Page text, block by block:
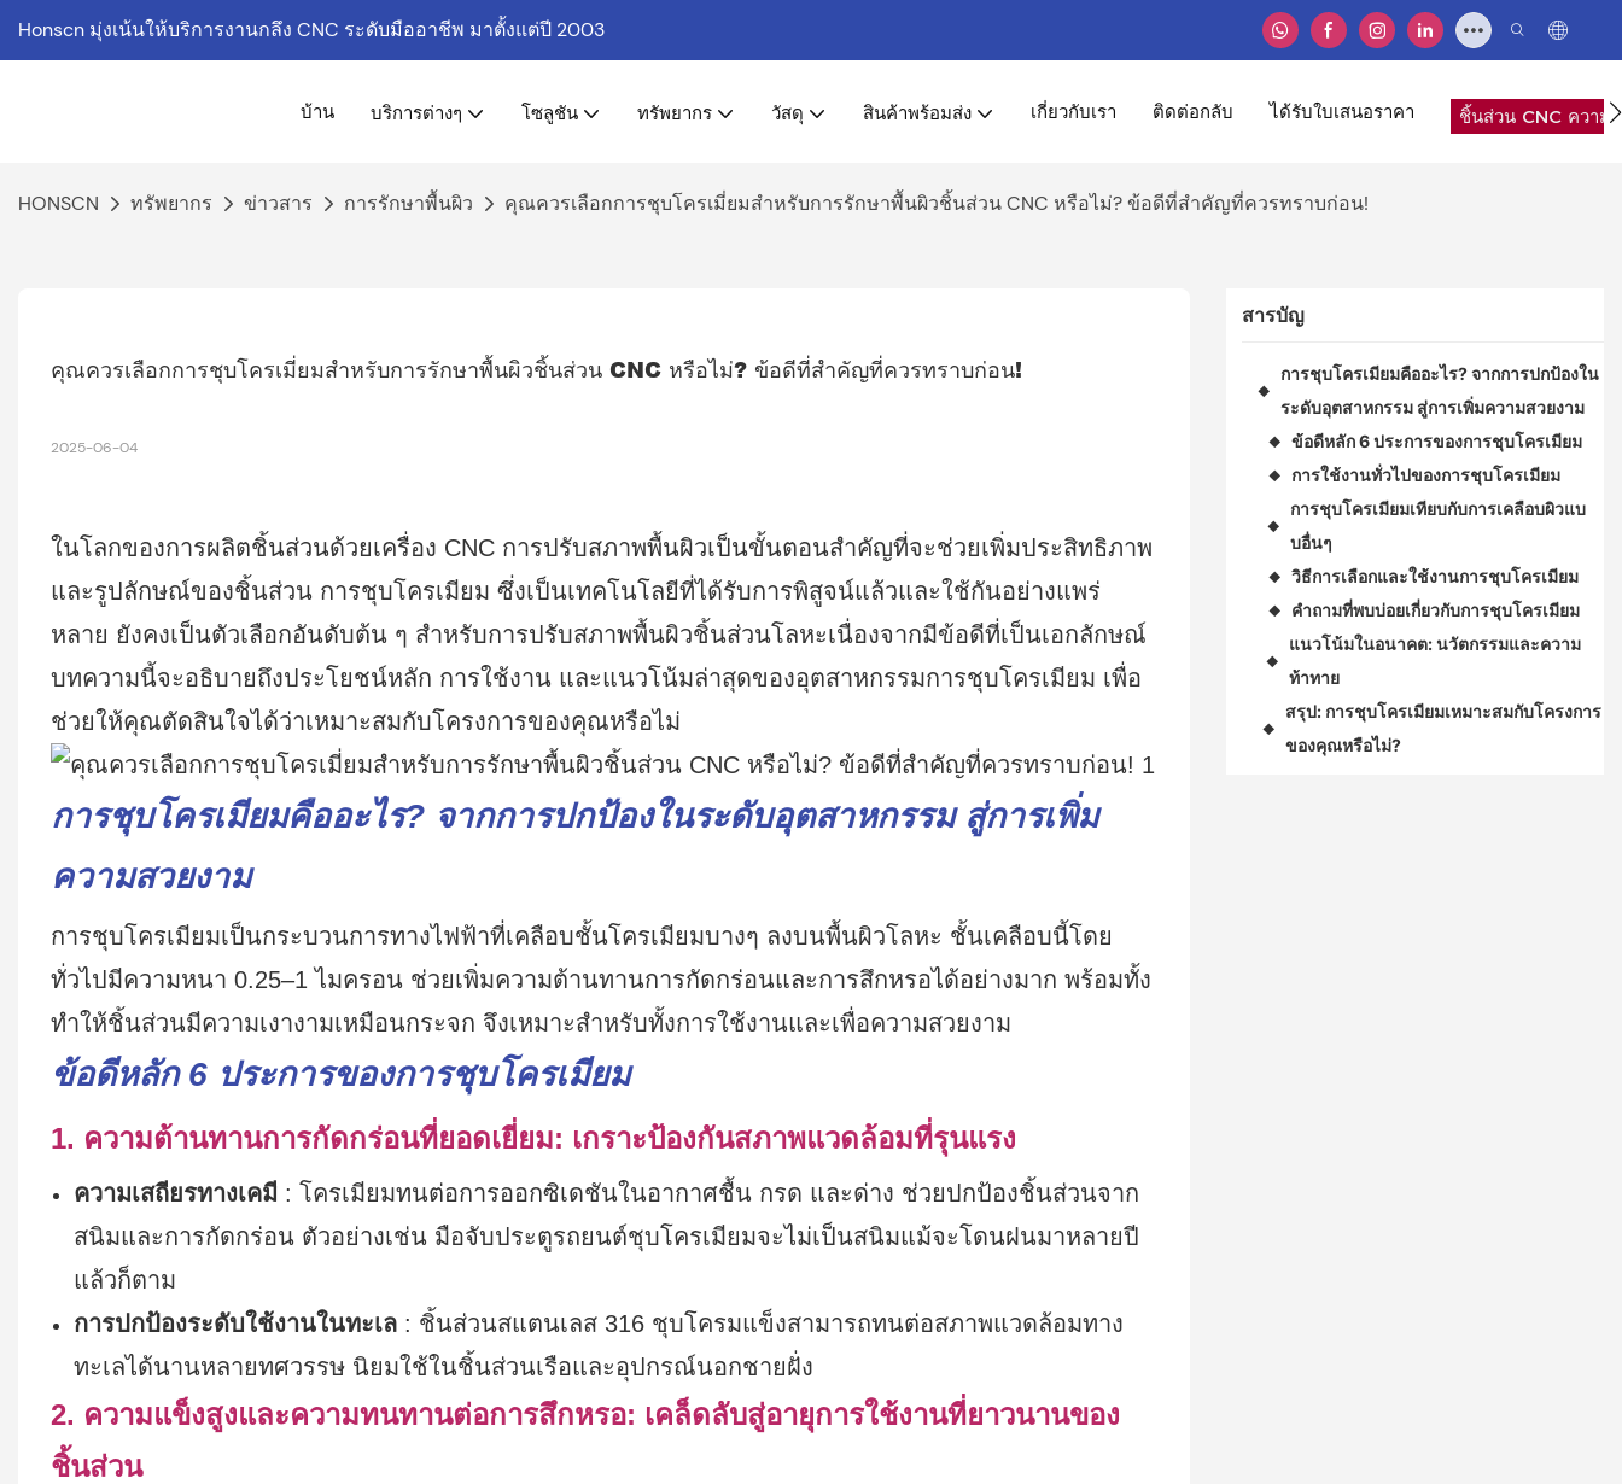
Honscn มุ่งเน้นให้บริการงานกลึง CNC ระดับมืออาชีพ มาตั้งแต่ปี 2003
บ้าน บริการต่างๆ โซลูชัน ทรัพยากร วัสดุ สินค้าพร้อมส่ง เกี่ยวกับเรา ติดต่อกลับ ได้รับใบเสนอราคา ชิ้นส่วน CNC ความ
HONSCN ทรัพยากร ข่าวสาร การรักษาพื้นผิว คุณควรเลือกการชุบโครเมี่ยมสำหรับการรักษาพื้นผิวชิ้นส่วน CNC หรือไม่? ข้อดีที่สำคัญที่ควรทราบก่อน!
คุณควรเลือกการชุบโครเมี่ยมสำหรับการรักษาพื้นผิวชิ้นส่วน CNC หรือไม่? ข้อดีที่สำคัญที่ควรทราบก่อน!
2025-06-04
ในโลกของการผลิตชิ้นส่วนด้วยเครื่อง CNC การปรับสภาพพื้นผิวเป็นขั้นตอนสำคัญที่จะช่วยเพิ่มประสิทธิภาพ
และรูปลักษณ์ของชิ้นส่วน การชุบโครเมียม ซึ่งเป็นเทคโนโลยีที่ได้รับการพิสูจน์แล้วและใช้กันอย่างแพร่
หลาย ยังคงเป็นตัวเลือกอันดับต้น ๆ สำหรับการปรับสภาพพื้นผิวชิ้นส่วนโลหะเนื่องจากมีข้อดีที่เป็นเอกลักษณ์
บทความนี้จะอธิบายถึงประโยชน์หลัก การใช้งาน และแนวโน้มล่าสุดของอุตสาหกรรมการชุบโครเมียม เพื่อ
ช่วยให้คุณตัดสินใจได้ว่าเหมาะสมกับโครงการของคุณหรือไม่
การชุบโครเมียมคืออะไร? จากการปกป้องในระดับอุตสาหกรรม สู่การเพิ่ม
ความสวยงาม
การชุบโครเมียมเป็นกระบวนการทางไฟฟ้าที่เคลือบชั้นโครเมียมบางๆ ลงบนพื้นผิวโลหะ ชั้นเคลือบนี้โดย
ทั่วไปมีความหนา 0.25–1 ไมครอน ช่วยเพิ่มความต้านทานการกัดกร่อนและการสึกหรอได้อย่างมาก พร้อมทั้ง
ทำให้ชิ้นส่วนมีความเงางามเหมือนกระจก จึงเหมาะสำหรับทั้งการใช้งานและเพื่อความสวยงาม
ข้อดีหลัก 6 ประการของการชุบโครเมียม
1. ความต้านทานการกัดกร่อนที่ยอดเยี่ยม: เกราะป้องกันสภาพแวดล้อมที่รุนแรง
ความเสถียรทางเคมี : โครเมียมทนต่อการออกซิเดชันในอากาศชื้น กรด และด่าง ช่วยปกป้องชิ้นส่วนจาก
สนิมและการกัดกร่อน ตัวอย่างเช่น มือจับประตูรถยนต์ชุบโครเมียมจะไม่เป็นสนิมแม้จะโดนฝนมาหลายปี
แล้วก็ตาม
การปกป้องระดับใช้งานในทะเล : ชิ้นส่วนสแตนเลส 316 ชุบโครมแข็งสามารถทนต่อสภาพแวดล้อมทาง
ทะเลได้นานหลายทศวรรษ นิยมใช้ในชิ้นส่วนเรือและอุปกรณ์นอกชายฝั่ง
2. ความแข็งสูงและความทนทานต่อการสึกหรอ: เคล็ดลับสู่อายุการใช้งานที่ยาวนานของ
ชิ้นส่วน
สารบัญ
◆
การชุบโครเมียมคืออะไร? จากการปกป้องใน
ระดับอุตสาหกรรม สู่การเพิ่มความสวยงาม
◆ ข้อดีหลัก 6 ประการของการชุบโครเมียม
◆ การใช้งานทั่วไปของการชุบโครเมียม
◆
การชุบโครเมียมเทียบกับการเคลือบผิวแบ
บอื่นๆ
◆ วิธีการเลือกและใช้งานการชุบโครเมียม
◆ คำถามที่พบบ่อยเกี่ยวกับการชุบโครเมียม
◆
แนวโน้มในอนาคต: นวัตกรรมและความ
ท้าทาย
◆
สรุป: การชุบโครเมียมเหมาะสมกับโครงการ
ของคุณหรือไม่?